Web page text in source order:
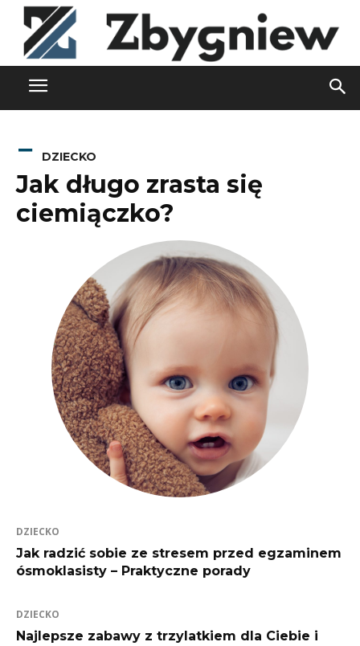
DZIECKO
Jak długo zrasta się
ciemiączko?
DZIECKO
Jak radzić sobie ze stresem przed egzaminem
ósmoklasisty – Praktyczne porady
DZIECKO
Najlepsze zabawy z trzylatkiem dla Ciebie i